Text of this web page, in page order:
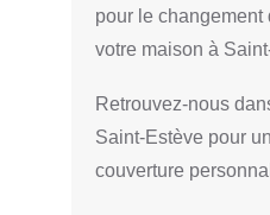
pour le changement
votre maison à
Retrouvez-nous
Saint-Estève pour
couverture